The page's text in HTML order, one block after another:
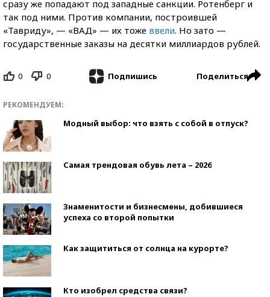
сразу же попадают под западные санкции. Ротенберг и
так под ними. Против компании, построившей
«Тавриду», — «ВАД» — их тоже ввели. Но зато —
государственные заказы на десятки миллиардов рублей.
0 0 Подпишись Поделиться
РЕКОМЕНДУЕМ:
Модный выбор: что взять с собой в отпуск?
Самая трендовая обувь лета – 2026
Знаменитости и бизнесмены, добившиеся
успеха со второй попытки
Как защититься от солнца на курорте?
Кто изобрел средства связи?